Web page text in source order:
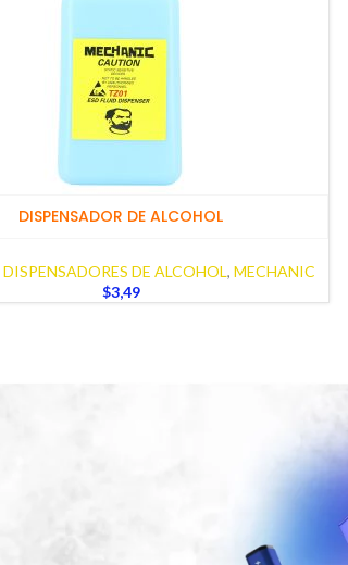
DISPENSADOR DE ALCOHOL
DISPENSADORES DE ALCOHOL, MECHANIC
$3,49